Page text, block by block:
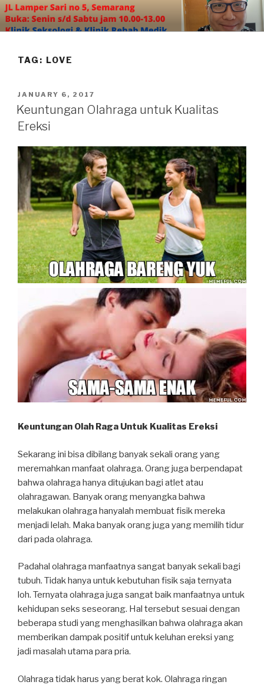
Skip
to
content
TAG: LOVE
POSTED
ON
JANUARY 6, 2017
Keuntungan Olahraga untuk Kualitas
Ereksi
Keuntungan Olah Raga Untuk Kualitas Ereksi
Sekarang ini bisa dibilang banyak sekali orang yang
meremahkan manfaat olahraga. Orang juga berpendapat
bahwa olahraga hanya ditujukan bagi atlet atau
olahragawan. Banyak orang menyangka bahwa
melakukan olahraga hanyalah membuat fisik mereka
menjadi lelah. Maka banyak orang juga yang memilih tidur
dari pada olahraga.
Padahal olahraga manfaatnya sangat banyak sekali bagi
tubuh. Tidak hanya untuk kebutuhan fisik saja ternyata
loh. Ternyata olahraga juga sangat baik manfaatnya untuk
kehidupan seks seseorang. Hal tersebut sesuai dengan
beberapa studi yang menghasilkan bahwa olahraga akan
memberikan dampak positif untuk keluhan ereksi yang
jadi masalah utama para pria.
Olahraga tidak harus yang berat kok. Olahraga ringan